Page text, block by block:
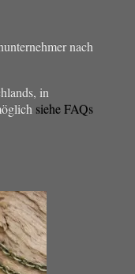
nach
in
siehe FAQs